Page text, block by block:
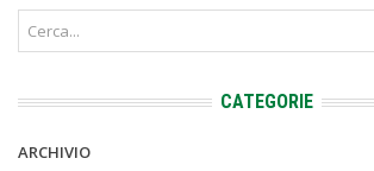
CATEGORIE
ARCHIVIO